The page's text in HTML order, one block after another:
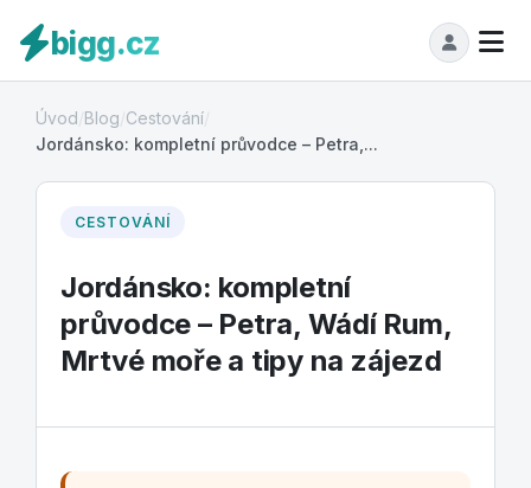
bigg.cz
Úvod Blog Cestování
Jordánsko: kompletní průvodce – Petra,...
CESTOVÁNÍ
Jordánsko: kompletní
průvodce – Petra, Wádí Rum,
Mrtvé moře a tipy na zájezd